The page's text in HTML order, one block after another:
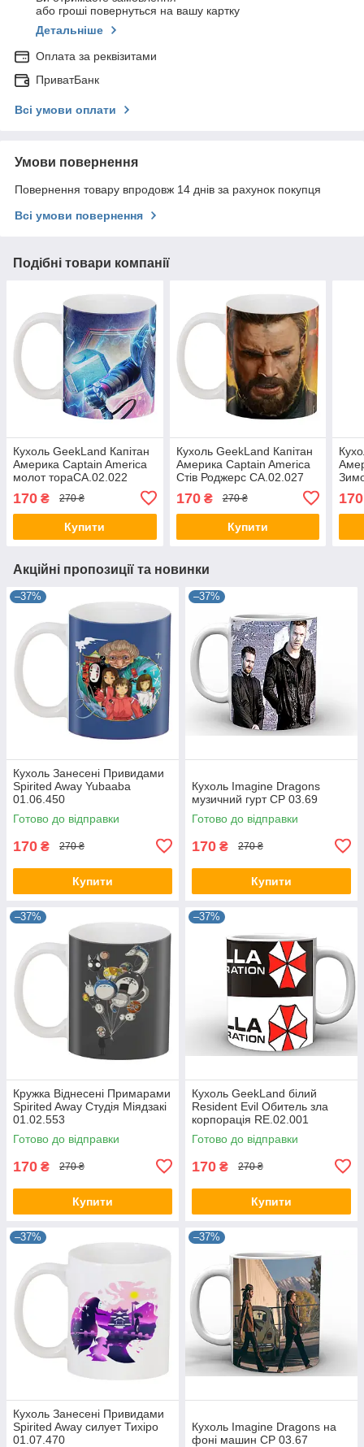
або гроші повернуться на вашу картку
Детальніше
Оплата за реквізитами
ПриватБанк
Всі умови оплати
Умови повернення
Повернення товару впродовж 14 днів за рахунок покупця
Всі умови повернення
Подібні товари компанії
Кухоль GeekLand Капітан
Америка Captain America
молот тораCA.02.022
170 ₴ 270 ₴
Купити
Кухоль GeekLand Капітан
Америка Captain America
Стів Роджерс CA.02.027
170₴ 270 ₴
Купити
170
Акційні пропозиції та новинки
–37%
Кухоль Занесені Привидами
Spirited Away Yubaaba
01.06.450
Готово до відправки
170 ₴ 270 ₴
Купити
–37%
Кухоль Imagine Dragons
музичний гурт CP 03.69
Готово до відправки
170 ₴ 270 ₴
Купити
–37%
Кружка Віднесені Примарами
Spirited Away Студія Міядзакі
01.02.553
Готово до відправки
170 ₴ 270 ₴
Купити
–37%
Кухоль GeekLand білий
Resident Evil Обитель зла
корпорація RE.02.001
Готово до відправки
170 ₴ 270 ₴
Купити
–37%
Кухоль Занесені Привидами
Spirited Away силует Тихіро
01.07.470
–37%
Кухоль Imagine Dragons на
фоні машин CP 03.67